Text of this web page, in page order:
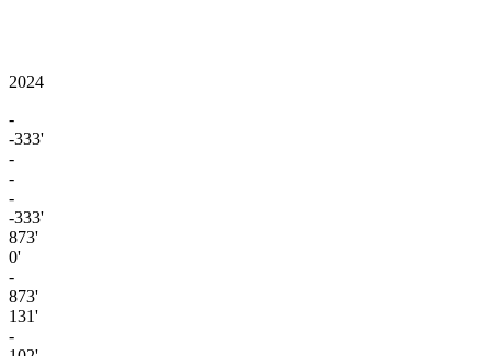
2024
-
-333'
-
-
-
-333'
873'
0'
-
873'
131'
-